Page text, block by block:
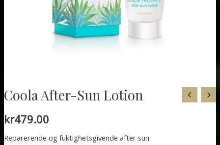
Coola After-Sun Lotion
kr479.00
Reparerende og fuktighetsgivende after sun